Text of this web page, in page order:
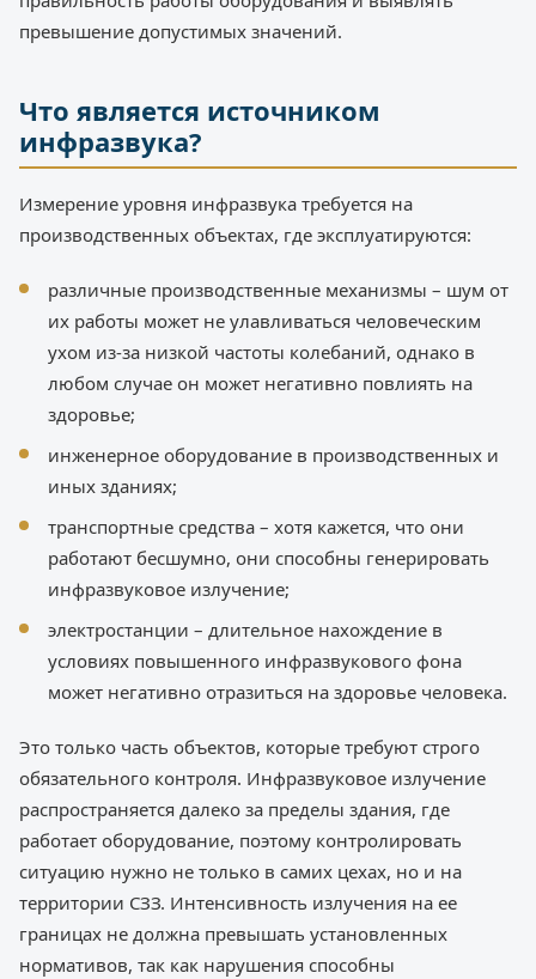
превышение допустимых значений.
Что является источником
инфразвука?
Измерение уровня инфразвука требуется на
производственных объектах, где эксплуатируются:
различные производственные механизмы – шум от
их работы может не улавливаться человеческим
ухом из-за низкой частоты колебаний, однако в
любом случае он может негативно повлиять на
здоровье;
инженерное оборудование в производственных и
иных зданиях;
транспортные средства – хотя кажется, что они
работают бесшумно, они способны генерировать
инфразвуковое излучение;
электростанции – длительное нахождение в
условиях повышенного инфразвукового фона
может негативно отразиться на здоровье человека.
Это только часть объектов, которые требуют строго
обязательного контроля. Инфразвуковое излучение
распространяется далеко за пределы здания, где
работает оборудование, поэтому контролировать
ситуацию нужно не только в самих цехах, но и на
территории СЗЗ. Интенсивность излучения на ее
границах не должна превышать установленных
нормативов, так как нарушения способны